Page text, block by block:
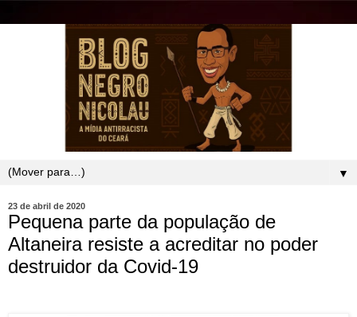
▼
23 de abril de 2020
Pequena parte da população de
Altaneira resiste a acreditar no poder
destruidor da Covid-19